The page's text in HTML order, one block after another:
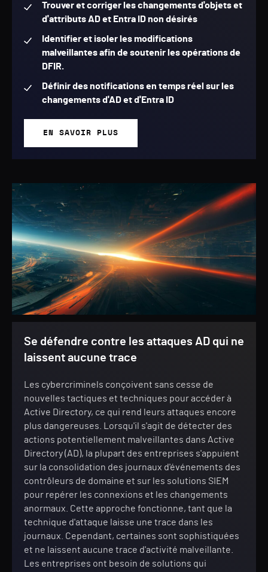
Trouver et corriger les changements d'objets et
d'attributs AD et Entra ID non désirés
Identifier et isoler les modifications
malveillantes afin de soutenir les opérations de
DFIR.
Définir des notifications en temps réel sur les
changements d'AD et d'Entra ID
EN SAVOIR PLUS
Se défendre contre les attaques AD qui ne
laissent aucune trace
Les cybercriminels conçoivent sans cesse de
nouvelles tactiques et techniques pour accéder à
Active Directory, ce qui rend leurs attaques encore
plus dangereuses. Lorsqu'il s'agit de détecter des
actions potentiellement malveillantes dans Active
Directory (AD), la plupart des entreprises s'appuient
sur la consolidation des journaux d'événements des
contrôleurs de domaine et sur les solutions SIEM
pour repérer les connexions et les changements
anormaux. Cette approche fonctionne, tant que la
technique d'attaque laisse une trace dans les
journaux. Cependant, certaines sont sophistiquées
et ne laissent aucune trace d'activité malveillante.
Les entreprises ont besoin de solutions qui